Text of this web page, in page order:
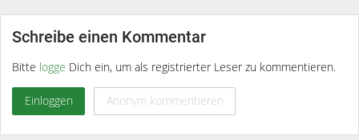
Schreibe einen Kommentar
Bitte logge Dich ein, um als registrierter Leser zu kommentieren.
Einloggen Anonym kommentieren